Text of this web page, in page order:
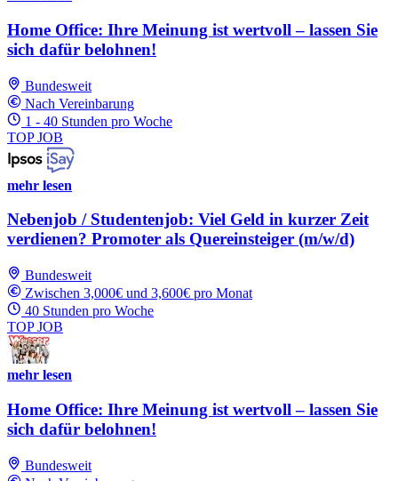
Home Office: Ihre Meinung ist wertvoll – lassen Sie
sich dafür belohnen!
Bundesweit
Nach Vereinbarung
1 - 40 Stunden pro Woche
TOP JOB
mehr lesen
Nebenjob / Studentenjob: Viel Geld in kurzer Zeit
verdienen? Promoter als Quereinsteiger (m/w/d)
Bundesweit
Zwischen 3,000€ und 3,600€ pro Monat
40 Stunden pro Woche
TOP JOB
mehr lesen
Home Office: Ihre Meinung ist wertvoll – lassen Sie
sich dafür belohnen!
Bundesweit